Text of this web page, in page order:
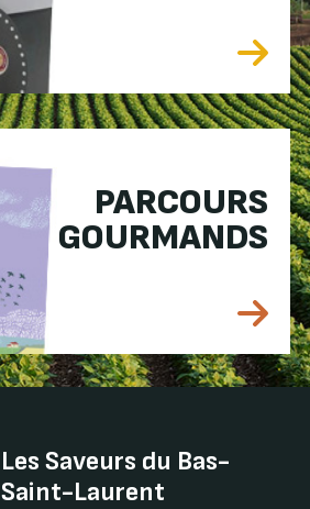
PARCOURS
GOURMANDS
Les Saveurs du Bas-
Saint-Laurent